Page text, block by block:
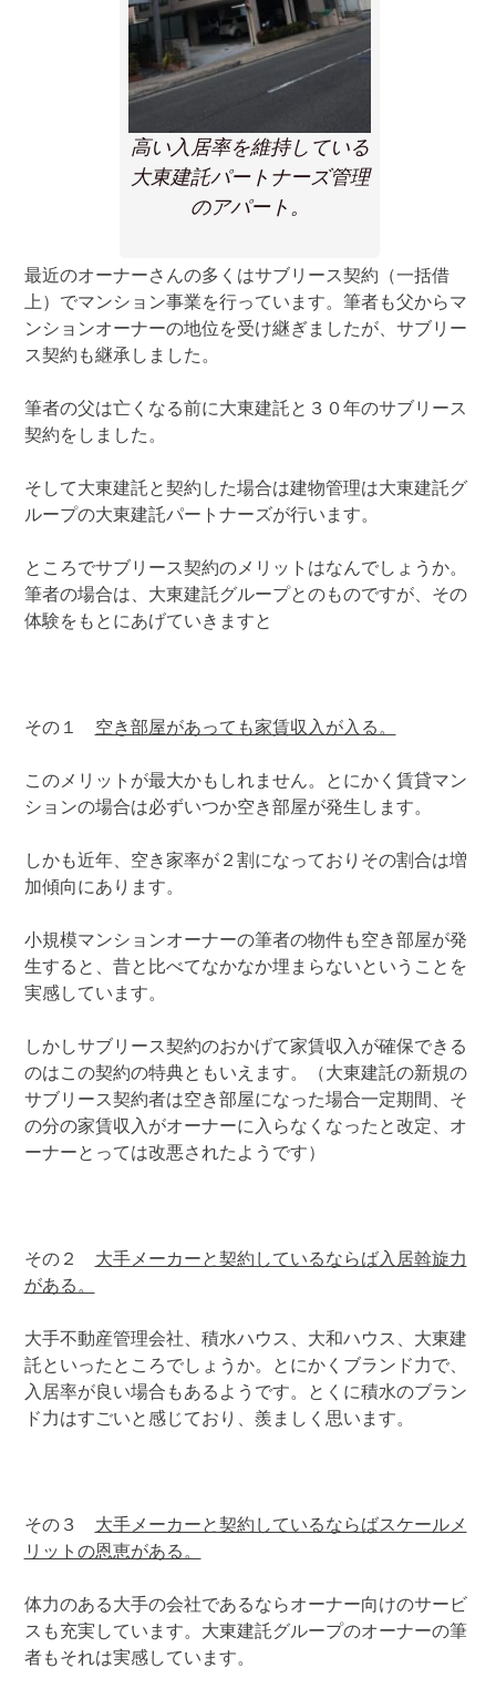
高い入居率を維持している
大東建託パートナーズ管理
のアパート。
最近のオーナーさんの多くはサブリース契約（一括借
上）でマンション事業を行っています。筆者も父からマ
ンションオーナーの地位を受け継ぎましたが、サブリー
ス契約も継承しました。
筆者の父は亡くなる前に大東建託と３０年のサブリース
契約をしました。
そして大東建託と契約した場合は建物管理は大東建託グ
ループの大東建託パートナーズが行います。
ところでサブリース契約のメリットはなんでしょうか。
筆者の場合は、大東建託グループとのものですが、その
体験をもとにあげていきますと
その１ 空き部屋があっても家賃収入が入る。
このメリットが最大かもしれません。とにかく賃貸マン
ションの場合は必ずいつか空き部屋が発生します。
しかも近年、空き家率が２割になっておりその割合は増
加傾向にあります。
小規模マンションオーナーの筆者の物件も空き部屋が発
生すると、昔と比べてなかなか埋まらないということを
実感しています。
しかしサブリース契約のおかげて家賃収入が確保できる
のはこの契約の特典ともいえます。（大東建託の新規の
サブリース契約者は空き部屋になった場合一定期間、そ
の分の家賃収入がオーナーに入らなくなったと改定、オ
ーナーとっては改悪されたようです）
その２ 大手メーカーと契約しているならば入居斡旋力
がある。
大手不動産管理会社、積水ハウス、大和ハウス、大東建
託といったところでしょうか。とにかくブランド力で、
入居率が良い場合もあるようです。とくに積水のブラン
ド力はすごいと感じており、羨ましく思います。
その３ 大手メーカーと契約しているならばスケールメ
リットの恩恵がある。
体力のある大手の会社であるならオーナー向けのサービ
スも充実しています。大東建託グループのオーナーの筆
者もそれは実感しています。